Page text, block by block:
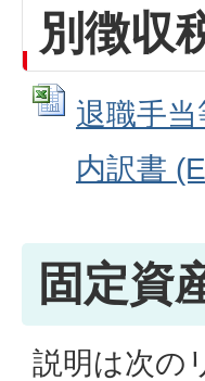
別徴収
退職手
内訳書
固定資
説明は次の